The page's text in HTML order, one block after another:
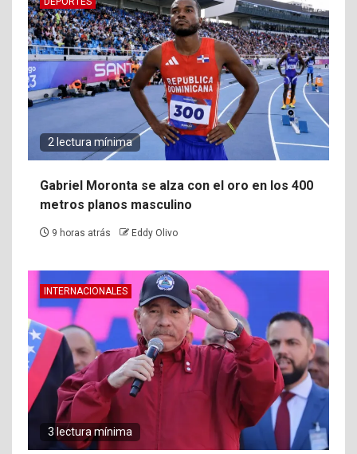
2 lectura mínima
Gabriel Moronta se alza con el oro en los 400
metros planos masculino
9 horas atrás Eddy Olivo
INTERNACIONALES
3 lectura mínima